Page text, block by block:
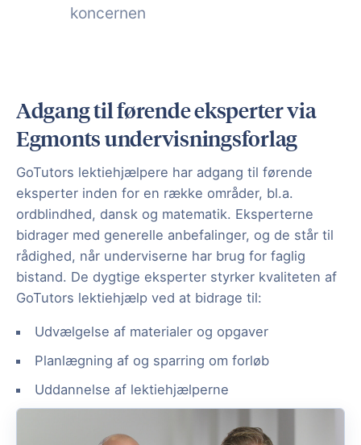
koncernen
Adgang til førende eksperter via
Egmonts undervisningsforlag
GoTutors lektiehjælpere har adgang til førende
eksperter inden for en række områder, bl.a.
ordblindhed, dansk og matematik. Eksperterne
bidrager med generelle anbefalinger, og de står til
rådighed, når underviserne har brug for faglig
bistand. De dygtige eksperter styrker kvaliteten af
GoTutors lektiehjælp ved at bidrage til:
Udvælgelse af materialer og opgaver
Planlægning af og sparring om forløb
Uddannelse af lektiehjælperne